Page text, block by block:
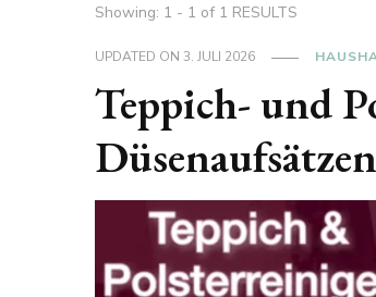
Showing: 1 - 1 of 1 RESULTS
UPDATED ON 3. JULI 2026
Teppich- und
Düsenaufsätzen